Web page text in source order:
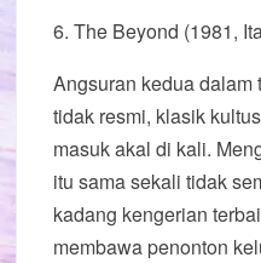
6. The Beyond (1981,
Angsuran kedua dalam
tidak resmi, klasik
masuk akal di kali.
itu sama sekali tidak
kadang kengerian
membawa penonton